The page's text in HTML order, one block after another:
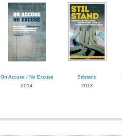
On Accuse / No Excuse
2014
Stilstand
2013